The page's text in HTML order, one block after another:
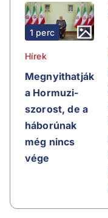
1 perc
Hírek
Megnyithatják
a Hormuzi-
szorost, de a
háborúnak
még nincs
vége